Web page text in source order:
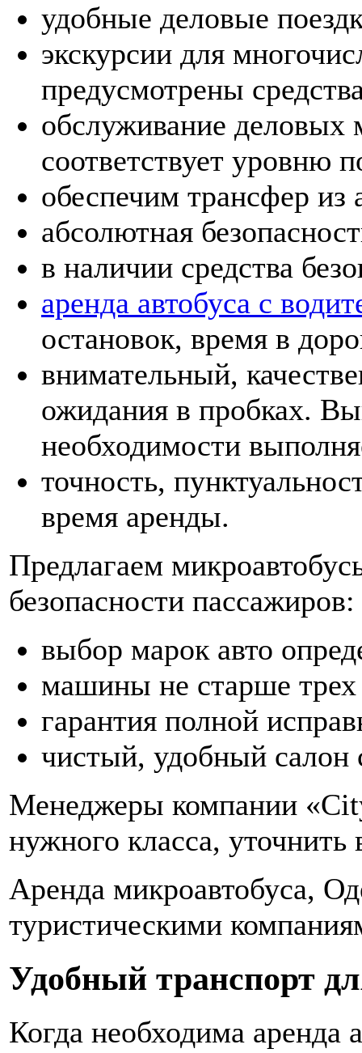
удобные деловые
экскурсии для
предусмотрены
обслуживание деловых
соответствует уровню
обеспечим трансфер из
абсолютная
в наличии средства
аренда автобуса с
остановок, время в
внимательный,
ожидания в пробках.
необходимости
точность,
время аренды.
Предлагаем
безопасности пассажиров:
выбор марок авто
машины не старше трех
гарантия полной
чистый, удобный салон
Менеджеры компании
нужного класса,
Аренда микроавтобуса,
туристическими
Удобный транспорт
Когда необходима аренда